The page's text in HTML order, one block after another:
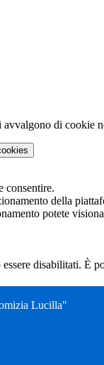
di cookie
consentire.
della
potete
disabilitati. È
Lucilla"